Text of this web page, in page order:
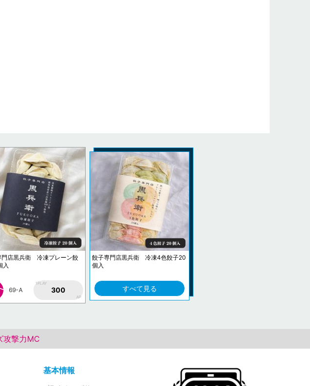
門店黒兵衛 冷凍プレーン餃
入
69-A
1PLAY
300
AP
餃子専門店黒兵衛 冷凍4色餃子20
個入
すべて見る
撃力MC
基本情報